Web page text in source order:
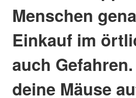
Menschen
Einkauf im
auch
deine Mäuse